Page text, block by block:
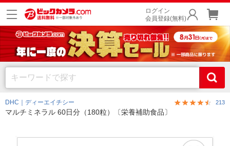
ログイン
会員登録(無料)
DHC｜ディーエイチシー 213
マルチミネラル 60日分（180粒）〔栄養補助食品〕